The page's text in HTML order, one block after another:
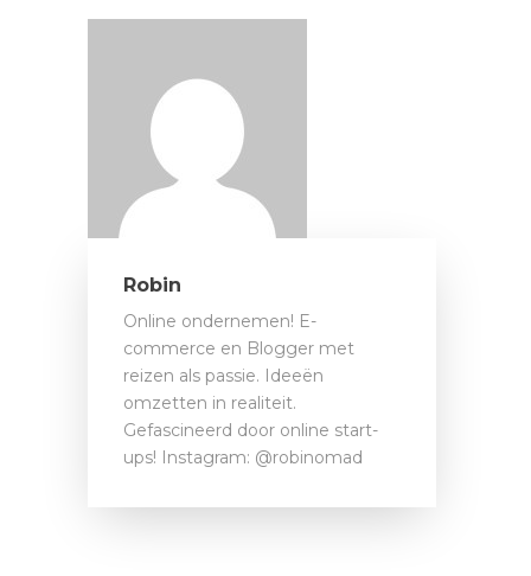
Robin
Online ondernemen! E-
commerce en Blogger met
reizen als passie. Ideeën
omzetten in realiteit.
Gefascineerd door online start-
ups! Instagram: @robinomad